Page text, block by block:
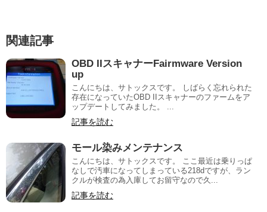
関連記事
OBD IIスキャナーFairmware Version
up
こんにちは、サトックスです。 しばらく忘れられた
存在になっていたOBD IIスキャナーのファームをア
ップデートしてみました。 ...
記事を読む
モール染みメンテナンス
こんにちは、サトックスです。 ここ最近は乗りっぱ
なしで汚車になってしまっている218dですが、ラン
クルが検査の為入庫してお留守なので久...
記事を読む